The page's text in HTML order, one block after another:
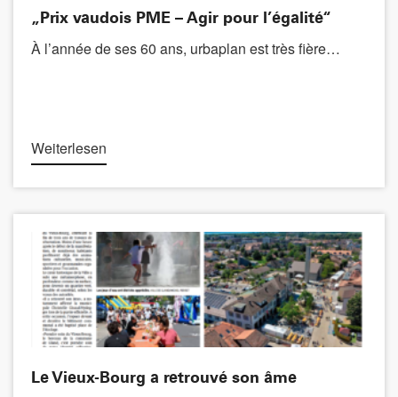
„Prix vaudois PME – Agir pour l’égalité“
À l’année de ses 60 ans, urbaplan est très fière…
Weiterlesen
Le Vieux-Bourg a retrouvé son âme